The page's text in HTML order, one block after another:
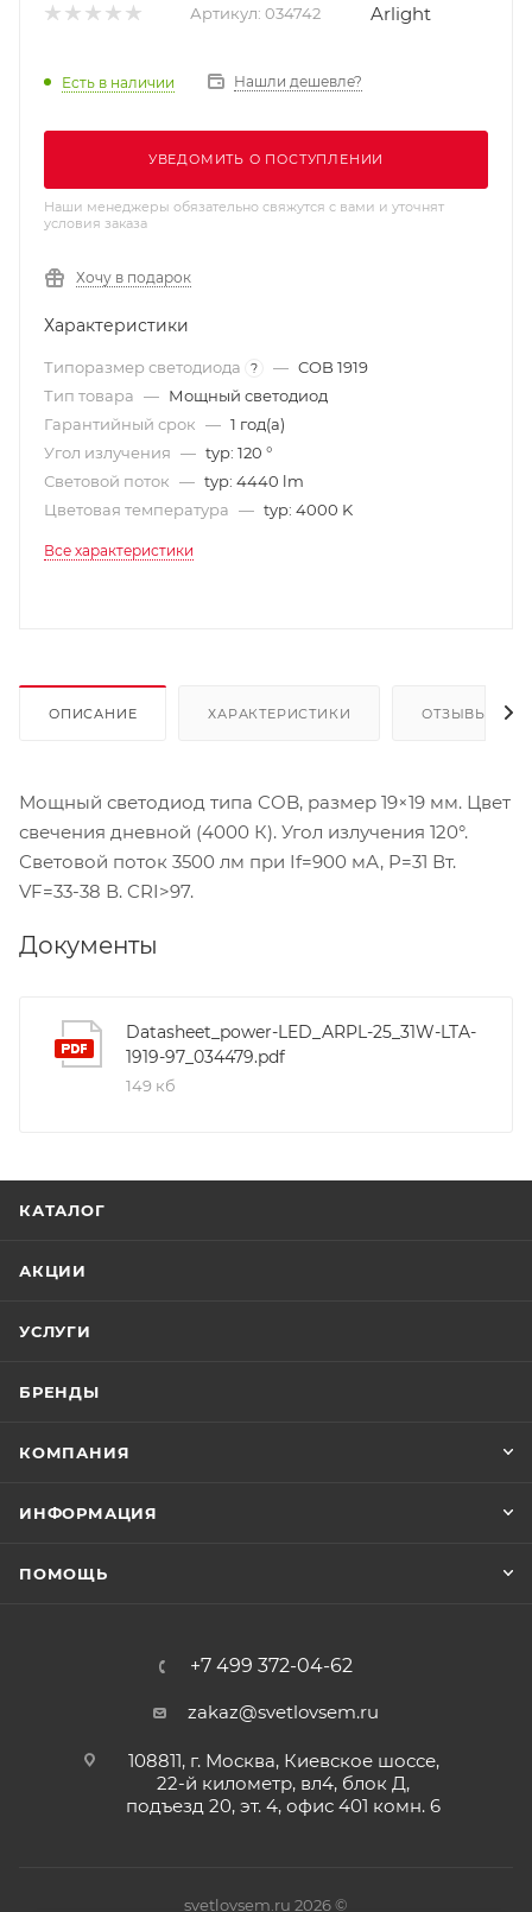
Артикул: 034742 Arlight
Есть в наличии Нашли дешевле?
УВЕДОМИТЬ О ПОСТУПЛЕНИИ
Наши менеджеры обязательно свяжутся с вами и уточнят
условия заказа
Хочу в подарок
Характеристики
Типоразмер светодиода ? — COB 1919
Тип товара — Мощный светодиод
Гарантийный срок — 1 год(а)
Угол излучения — typ: 120 °
Световой поток — typ: 4440 lm
Цветовая температура — typ: 4000 K
Все характеристики
ОПИСАНИЕ ХАРАКТЕРИСТИКИ ОТЗЫВЫ
Мощный светодиод типа COB, размер 19×19 мм. Цвет
свечения дневной (4000 К). Угол излучения 120°.
Световой поток 3500 лм при If=900 мА, P=31 Вт.
VF=33-38 В. CRI>97.
Документы
Datasheet_power-LED_ARPL-25_31W-LTA-
1919-97_034479.pdf
149 кб
КАТАЛОГ
АКЦИИ
УСЛУГИ
БРЕНДЫ
КОМПАНИЯ
ИНФОРМАЦИЯ
ПОМОЩЬ
+7 499 372-04-62
zakaz@svetlovsem.ru
108811, г. Москва, Киевское шоссе,
22-й километр, вл4, блок Д,
подъезд 20, эт. 4, офис 401 комн. 6
svetlovsem.ru 2026 ©